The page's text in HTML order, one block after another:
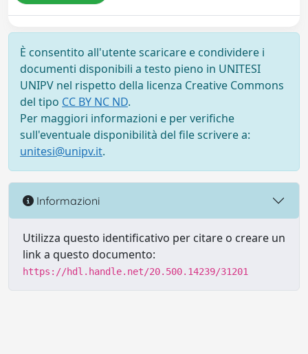
È consentito all'utente scaricare e condividere i
documenti disponibili a testo pieno in UNITESI
UNIPV nel rispetto della licenza Creative Commons
del tipo CC BY NC ND.
Per maggiori informazioni e per verifiche
sull'eventuale disponibilità del file scrivere a:
unitesi@unipv.it.
Informazioni
Utilizza questo identificativo per citare o creare un
link a questo documento:
https://hdl.handle.net/20.500.14239/31201